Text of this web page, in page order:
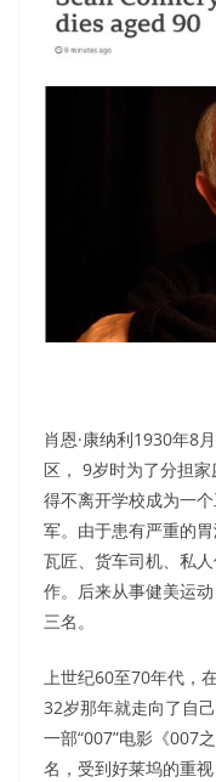
肖恩·康纳利1930年8
区， 9岁时为了分担
得不离开学校成为一
军。由于患有严重的
瓦匠、货车司机、私
作。后来从事健美运
三名。
上世纪60至70年代，
32岁那年就走向了自
一部“007”电影《007
名，受到好莱坞的重